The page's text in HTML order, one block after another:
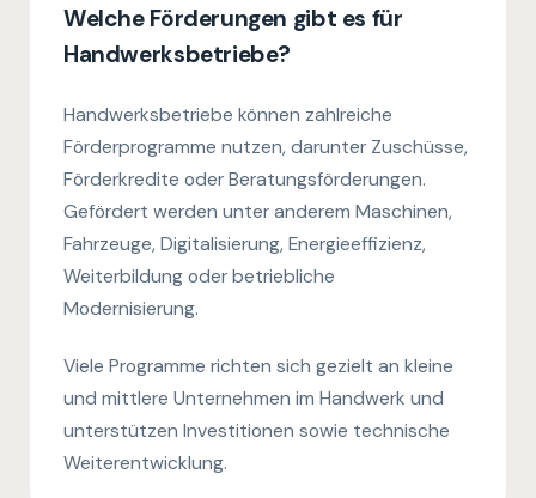
Welche Förderungen gibt es für
Handwerksbetriebe?
Handwerksbetriebe können zahlreiche
Förderprogramme nutzen, darunter Zuschüsse,
Förderkredite oder Beratungsförderungen.
Gefördert werden unter anderem Maschinen,
Fahrzeuge, Digitalisierung, Energieeffizienz,
Weiterbildung oder betriebliche
Modernisierung.
Viele Programme richten sich gezielt an kleine
und mittlere Unternehmen im Handwerk und
unterstützen Investitionen sowie technische
Weiterentwicklung.